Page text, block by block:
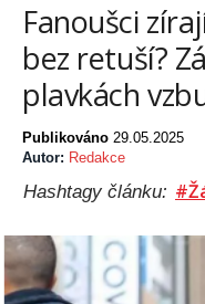
Fanoušci
bez retuší?
plavkách
Publikováno 29.05.2025
Autor: Redakce
Hashtagy článku: